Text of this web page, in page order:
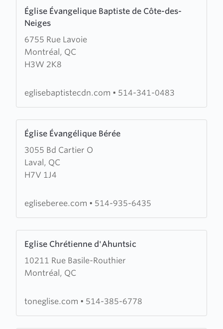
Verdun
Église Évangelique Baptiste de Côte-des-
Neiges
6755 Rue Lavoie
Montréal, QC
H3W 2K8
more
about
Église
Évangelique
Baptiste
Côte-
eglisebaptistecdn.com • 514-341-0483
Église Évangélique Bérée
3055 Bd Cartier O
Laval, QC
H7V 1J4
more
about
Église
Évangélique
egliseberee.com • 514-935-6435
Eglise Chrétienne d'Ahuntsic
10211 Rue Basile-Routhier
Montréal, QC
more
about
Eglise
d'Ahuntsic
toneglise.com • 514-385-6778